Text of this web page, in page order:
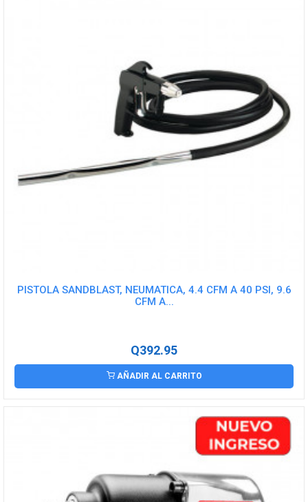
PISTOLA SANDBLAST, NEUMATICA, 4.4 CFM A 40 PSI, 9.6
CFM A...
Q392.95
AÑADIR AL CARRITO